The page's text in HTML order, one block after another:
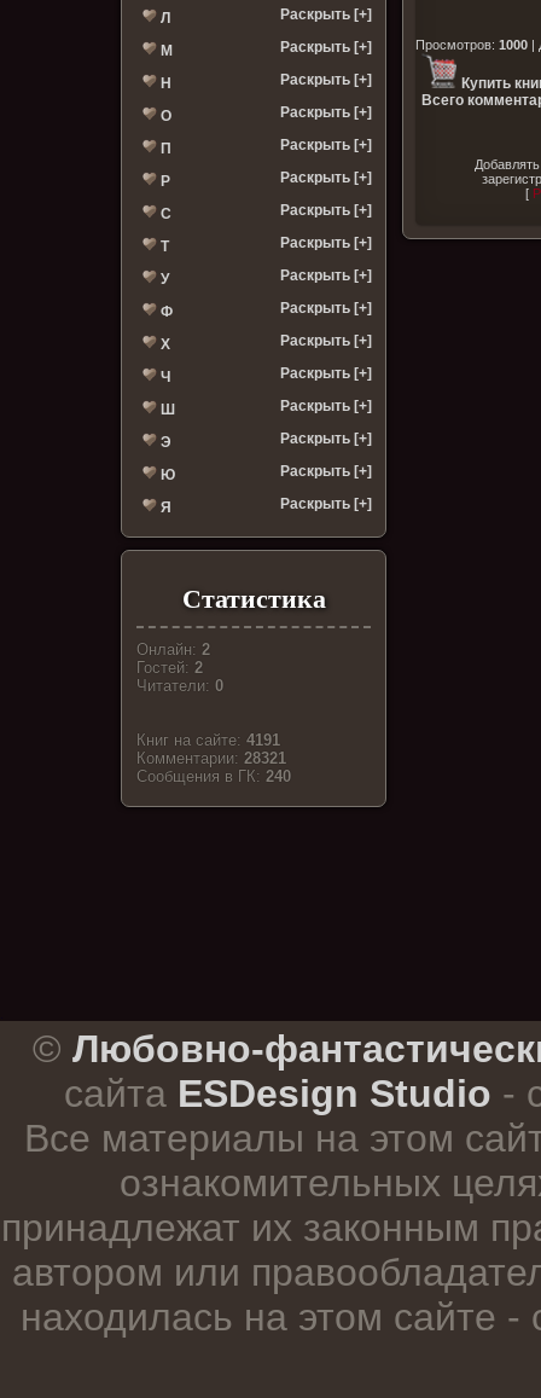
Л Раскрыть [+]
М Раскрыть [+]
Н Раскрыть [+]
О Раскрыть [+]
П Раскрыть [+]
Р Раскрыть [+]
С Раскрыть [+]
Т Раскрыть [+]
У Раскрыть [+]
Ф Раскрыть [+]
Х Раскрыть [+]
Ч Раскрыть [+]
Ш Раскрыть [+]
Э Раскрыть [+]
Ю Раскрыть [+]
Я Раскрыть [+]
Статистика
Онлайн:2
Гостей:2
Читатели:0
Книг на сайте:4191
Комментарии:28321
Cообщения в ГК:240
Просмотров:1000 |
Купить
Всего
[
© Любовно-
сайта ESDesign Studio -
Все материалы на этом
ознакомительных
принадлежат их законным
автором или
находилась на этом сайте